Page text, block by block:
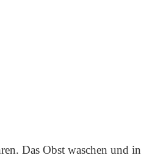
Das Obst waschen und in